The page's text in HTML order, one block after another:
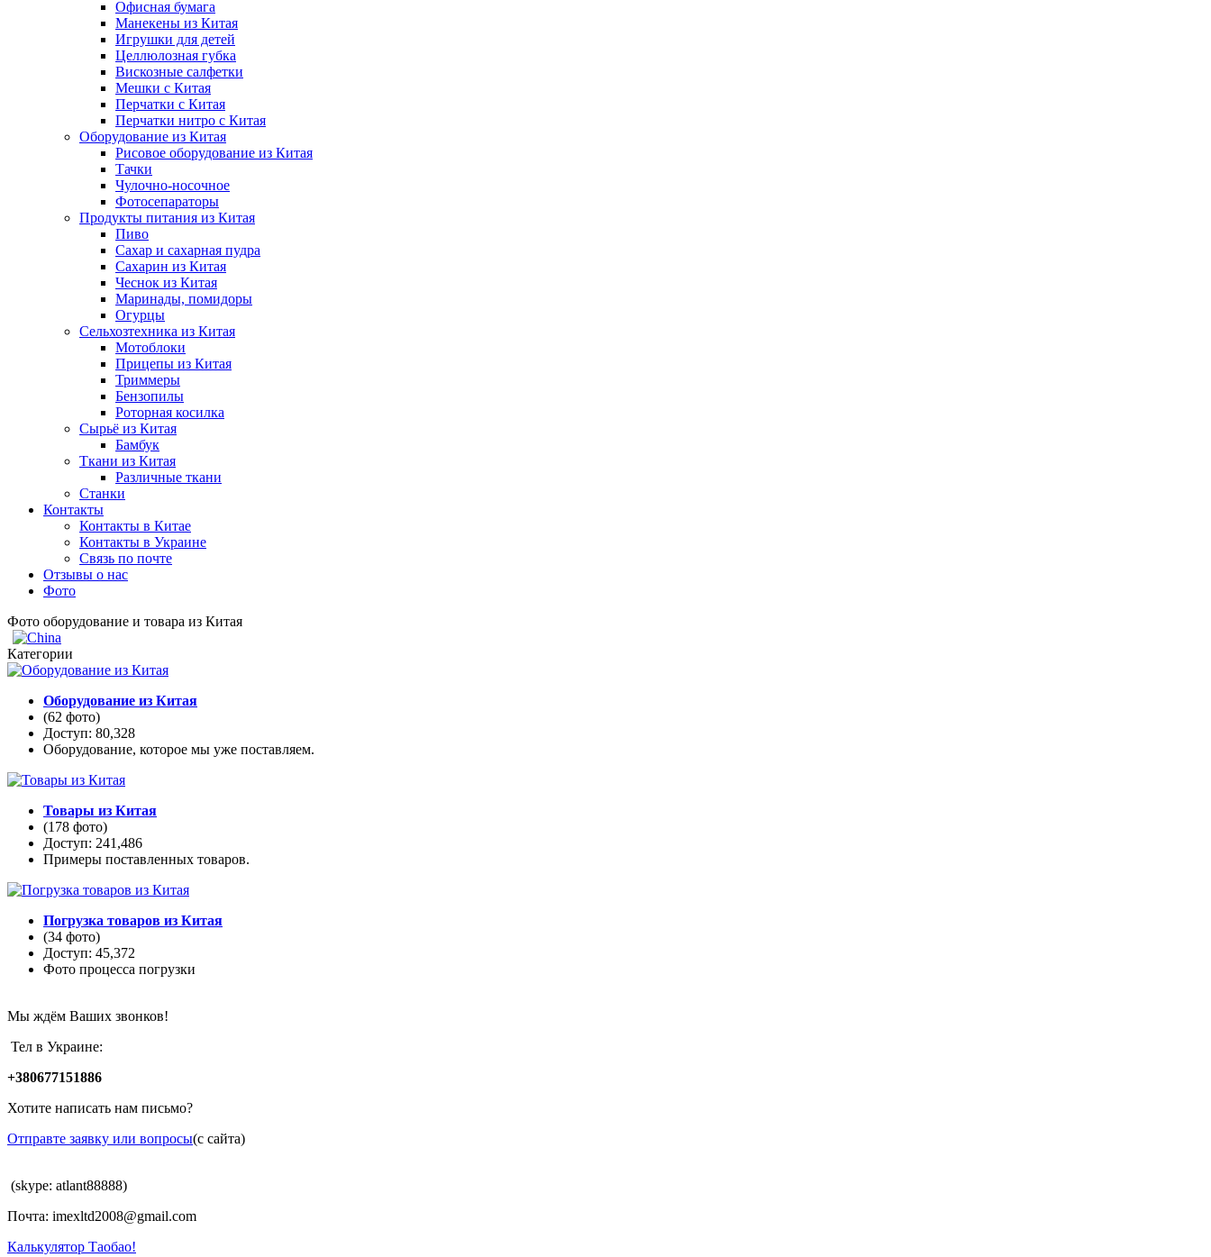
Офисная бумага
Манекены из Китая
Игрушки для детей
Целлюлозная губка
Вискозные салфетки
Мешки с Китая
Перчатки с Китая
Перчатки нитро с Китая
Оборудование из Китая
Рисовое оборудование из Китая
Тачки
Чулочно-носочное
Фотосепараторы
Продукты питания из Китая
Пиво
Сахар и сахарная пудра
Сахарин из Китая
Чеснок из Китая
Маринады, помидоры
Огурцы
Сельхозтехника из Китая
Мотоблоки
Прицепы из Китая
Триммеры
Бензопилы
Роторная косилка
Сырьё из Китая
Бамбук
Ткани из Китая
Различные ткани
Станки
Контакты
Контакты в Китае
Контакты в Украине
Связь по почте
Отзывы о нас
Фото
Фото оборудование и товара из Китая
Категории
Оборудование из Китая
(62 фото)
Доступ: 80,328
Оборудование, которое мы уже поставляем.
Товары из Китая
(178 фото)
Доступ: 241,486
Примеры поставленных товаров.
Погрузка товаров из Китая
(34 фото)
Доступ: 45,372
Фото процесса погрузки
Мы ждём Ваших звонков!
Тел в Украине:
+380677151886
Хотите написать нам письмо?
Отправте заявку или вопросы(с сайта)
(skype: atlant88888)
Почта: imexltd2008@gmail.com
Калькулятор Таобао!